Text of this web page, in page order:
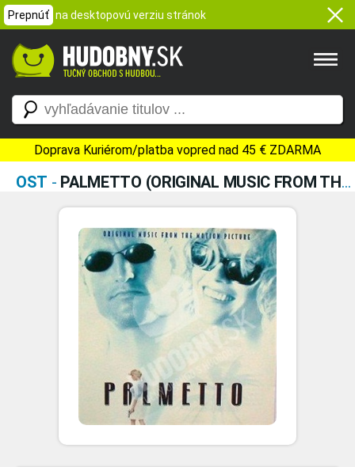
Prepnúť na desktopovú verziu stránok
Doprava Kuriérom/platba vopred nad 45 € ZDARMA
OST - PALMETTO (ORIGINAL MUSIC FROM THE MOTION PICTURE)